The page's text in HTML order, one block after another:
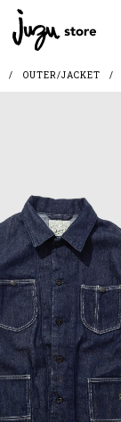
OUTER/JACKET